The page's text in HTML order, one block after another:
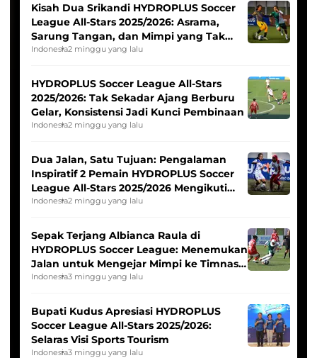
Kisah Dua Srikandi HYDROPLUS Soccer
League All-Stars 2025/2026: Asrama,
Sarung Tangan, dan Mimpi yang Tak
Pernah Padam
Indonesia2 minggu yang lalu
HYDROPLUS Soccer League All-Stars
2025/2026: Tak Sekadar Ajang Berburu
Gelar, Konsistensi Jadi Kunci Pembinaan
Indonesia2 minggu yang lalu
Dua Jalan, Satu Tujuan: Pengalaman
Inspiratif 2 Pemain HYDROPLUS Soccer
League All-Stars 2025/2026 Mengikuti
Seleksi Timnas Indonesia Putri
Indonesia2 minggu yang lalu
Sepak Terjang Albianca Raula di
HYDROPLUS Soccer League: Menemukan
Jalan untuk Mengejar Mimpi ke Timnas
Indonesia Putri
Indonesia3 minggu yang lalu
Bupati Kudus Apresiasi HYDROPLUS
Soccer League All-Stars 2025/2026:
Selaras Visi Sports Tourism
Indonesia3 minggu yang lalu